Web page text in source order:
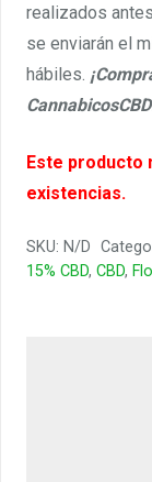
realizados
se enviarán el
hábiles.
Este producto
existencias.
SKU: N/D
15% CBD, CBD,